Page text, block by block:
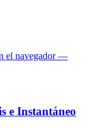
el navegador —
e Instantáneo